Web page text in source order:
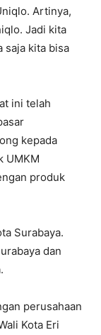
Artinya,
Jadi kita
saja kita bisa
ini telah
kepada
UMKM
produk
Surabaya.
dan
perusahaan
Kota Eri